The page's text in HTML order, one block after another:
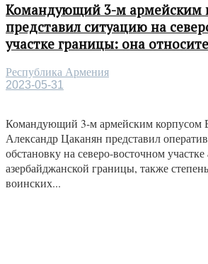
Командующий 3-м армейским
представил ситуацию на
участке границы: она
Республика Армения
2023-05-31
Командующий 3-м армейским
Александр Цаканян представил
обстановку на северо-восточном
азербайджанской границы, также
воинских...